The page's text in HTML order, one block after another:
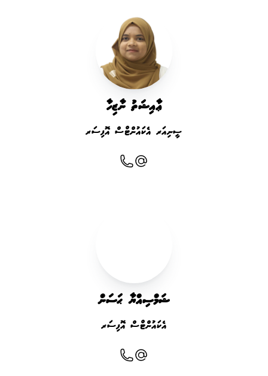
ޢާއިޝަތު ނާޒިހާ
ސީނިއަރ އެކައުންޓްސް އޮފިސަރ
ޝަމްސިއްޔާ ޙަސަން
އެކައުންޓްސް އޮފިސަރ